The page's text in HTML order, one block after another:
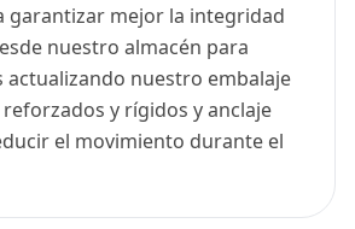
garantizar mejor la integridad
nuestro almacén para
actualizando nuestro embalaje
y rígidos y anclaje
el movimiento durante el